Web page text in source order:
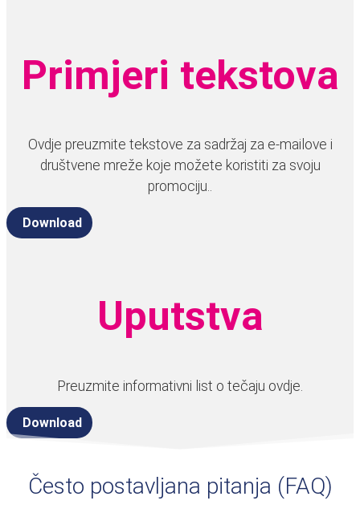
Primjeri tekstova
Ovdje preuzmite tekstove za sadržaj za e-mailove i
društvene mreže koje možete koristiti za svoju
promociju..
Download
Uputstva​
Preuzmite informativni list o tečaju ovdje.
Download
Često postavljana pitanja (FAQ)